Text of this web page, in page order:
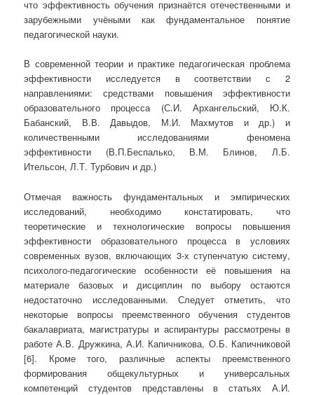
что эффективность обучения признаётся отечественными и
зарубежными учёными как фундаментальное понятие
педагогической науки.
В современной теории и практике педагогическая проблема
эффективности исследуется в соответствии с 2
направлениями: средствами повышения эффективности
образовательного процесса (С.И. Архангельский, Ю.К.
Бабанский, В.В. Давыдов, М.И. Махмутов и др.) и
количественными исследованиями феномена
эффективности (В.П.Беспалько, В.М. Блинов, Л.Б.
Ительсон, Л.Т. Турбович и др.)
Отмечая важность фундаментальных и эмпирических
исследований, необходимо констатировать, что
теоретические и технологические вопросы повышения
эффективности образовательного процесса в условиях
современных вузов, включающих 3-х ступенчатую систему,
психолого-педагогические особенности её повышения на
материале базовых и дисциплин по выбору остаются
недостаточно исследованными. Следует отметить, что
некоторые вопросы преемственного обучения студентов
бакалавриата, магистратуры и аспирантуры рассмотрены в
работе А.В. Дружкина, А.И. Капичникова, О.Б. Капичниковой
[6]. Кроме того, различные аспекты преемственного
формирования общекультурных и универсальных
компетенций студентов представлены в статьях А.И.